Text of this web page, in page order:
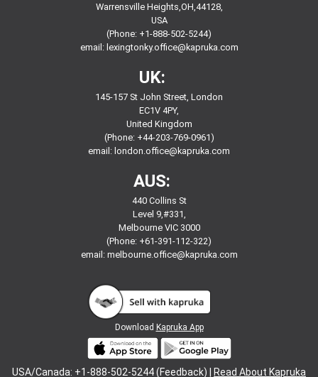
Warrensville Heights,OH,44128,
USA
(Phone: +1-888-502-5244)
email: lexingtonky.office@kapruka.com
UK:
145-157 St John Street, London
EC1V 4PY,
United Kingdom
(Phone: +44-203-769-0961)
email: london.office@kapruka.com
AUS:
440 Collins St
Level 9,#331,
Melbourne VIC 3000
(Phone: +61-391-112-322)
email: melbourne.office@kapruka.com
Download Kapruka App
USA/Canada: +1-888-502-5244 (Feedback) | Read About Kapruka